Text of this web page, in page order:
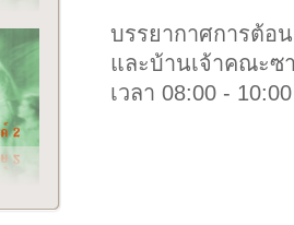
บรรยากาศการต้
และบ้านเจ้าคณะซ
เวลา 08:00 - 10:00